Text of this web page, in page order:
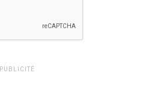
PUBLICITÉ